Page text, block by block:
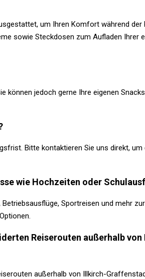
um Ihren Komfort während der
sowie Steckdosen zum Aufladen Ihrer
können jedoch gerne Ihre eigenen
Bitte kontaktieren Sie uns direkt,
wie Hochzeiten oder
Sportreisen und mehr
Reiserouten außerhalb
außerhalb von Illkirch-